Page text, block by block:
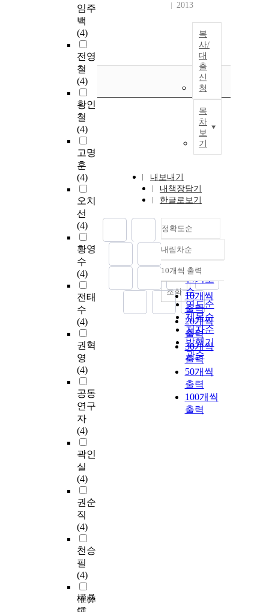
임주
백
(4)
전영
철
(4)
황인
철
(4)
고명
훈
(4)
오치
선
(4)
황영
수
(4)
전태
수
(4)
권혁
영
(4)
공동
연구
자
(4)
곽인
실
(4)
권순
직
(4)
천승
필
(4)
權彝
2013
복
사/
대
출
신
청
목
차
보
기
내보내기
내책장담기
한글로보기
정확도순
정확도
순
인기도
순
연도순
제목순
저자순
발행기
관순
내림차순
내림차순
10개씩 출력
10개씩
출력
20개씩
출력
30개씩
출력
50개씩
출력
100개씩
출력
조회